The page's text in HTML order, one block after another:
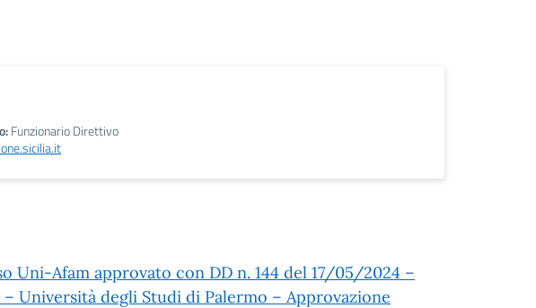
Funzionario Direttivo
Uni-Afam approvato con DD n. 144 del 17/05/2024 –
Università degli Studi di Palermo – Approvazione